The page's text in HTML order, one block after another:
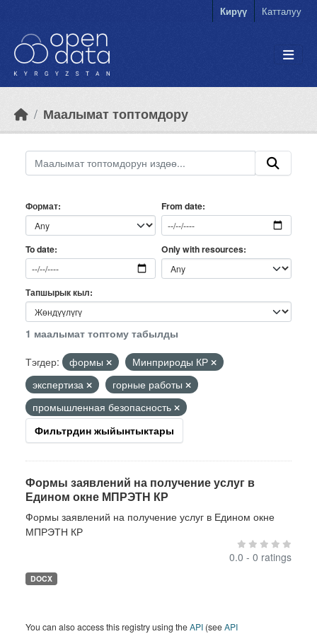
Кирүү Катталуу
Маалымат топтомдору
Формат From date
To date Only with resources
Тапшырык кыл
1 маалымат топтому табылды
Тэгдер:
формы
Минприроды КР
экспертиза
горные работы
промышленная безопасность
Фильтрдин жыйынтыктары
Формы заявлений на получение услуг в
Едином окне МПРЭТН КР
Формы заявлений на получение услуг в Едином окне
МПРЭТН КР
0.0 - 0 ratings
DOCX
You can also access this registry using theAPI (seeAPI